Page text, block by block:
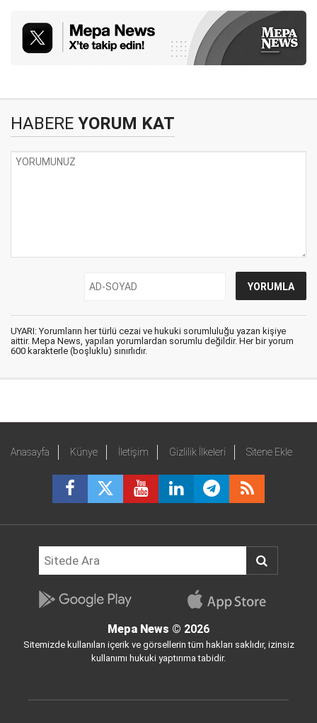
HABERE YORUM KAT
UYARI: Yorumların her türlü cezai ve hukuki sorumluluğu yazan kişiye
aittir. Mepa News, yapılan yorumlardan sorumlu değildir. Her bir yorum
600 karakterle (boşluklu) sınırlıdır.
Anasayfa Künye İletişim Gizlilik İlkeleri Sitene Ekle
Mepa News © 2026
Sitemizde kullanılan içerik ve görsellerin tüm hakları saklıdır, izinsiz
kullanımı hukuki yaptırıma tabidir.